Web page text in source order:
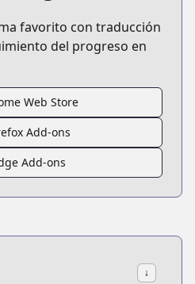
favorito con traducción
del progreso en
Web Store
Add-ons
Add-ons
↓